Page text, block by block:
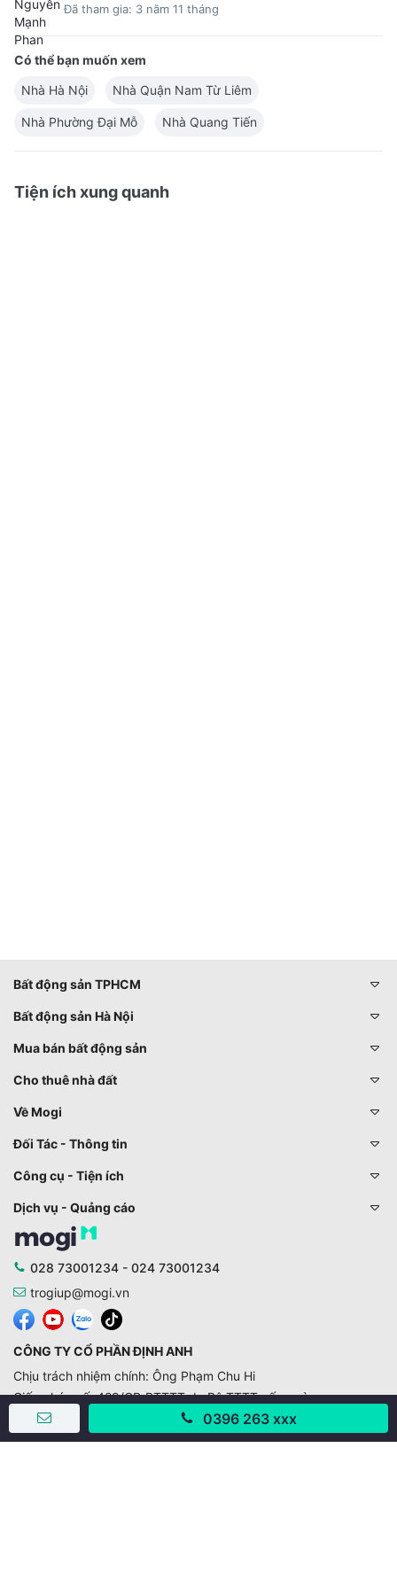
Đã tham gia: 3 năm 11 tháng
Có thể bạn muốn xem
Nhà Hà Nội
Nhà Quận Nam Từ Liêm
Nhà Phường Đại Mỗ Nhà Quang Tiến
Tiện ích xung quanh
0396 263 xxx
Bất động sản TPHCM
Bất động sản Hà Nội
Mua bán bất động sản
Cho thuê nhà đất
Về Mogi
Đối Tác - Thông tin
Công cụ - Tiện ích
Dịch vụ - Quảng cáo
028 73001234 - 024 73001234
trogiup@mogi.vn
CÔNG TY CỔ PHẦN ĐỊNH ANH
Chịu trách nhiệm chính: Ông Phạm Chu Hi
Giấy phép số: 429/GP-BTTTT do Bộ TTTT cấp ngày
11/10/2019
Trụ sở chính: